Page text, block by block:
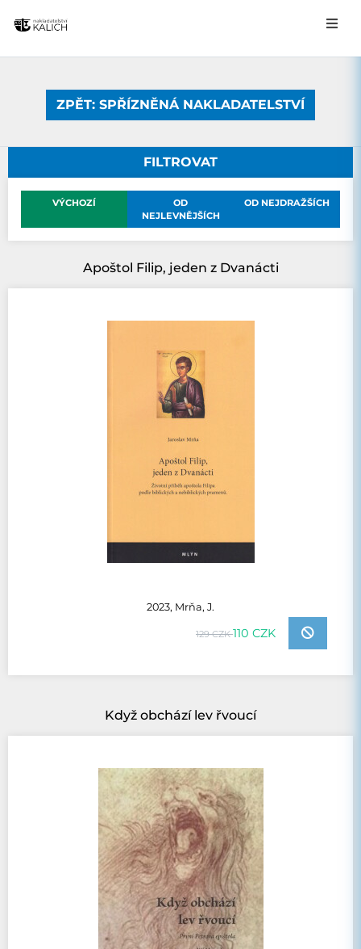
ZPĚT: SPŘÍZNĚNÁ NAKLADATELSTVÍ
FILTROVAT
VÝCHOZÍ
OD
NEJLEVNĚJŠÍCH
OD NEJDRAŽŠÍCH
Apoštol Filip, jeden z Dvanácti
2023, Mrňa, J.
129 CZK110 CZK
Když obchází lev řvoucí